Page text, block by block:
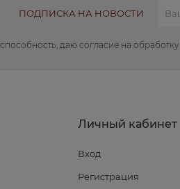
ПОДПИСКА НА НОВОСТИ
даю согласие на
Личный кабинет
Вход
Регистрация